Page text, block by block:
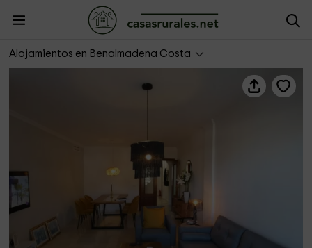
Alojamientos en Benalmadena Costa
Málaga Planners- La terraza de Benalmarina